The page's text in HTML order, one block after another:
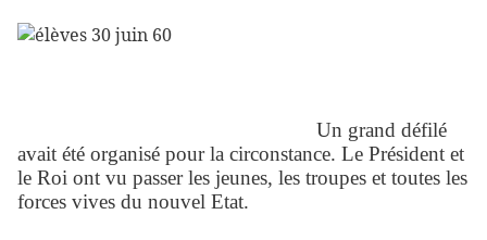
Un grand défilé
avait été organisé pour la circonstance. Le Président et
le Roi ont vu passer les jeunes, les troupes et toutes les
forces vives du nouvel Etat.